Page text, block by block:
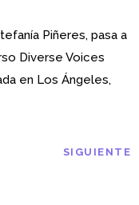
Piñeres, pasa a
Diverse Voices
en Los Ángeles,
SIGUIENTE